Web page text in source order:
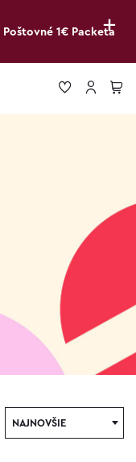
+
Poštovné 1€ Packeta
NAJNOVŠIE